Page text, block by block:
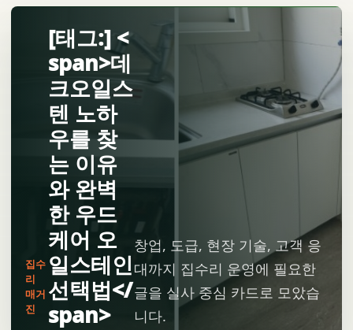
집수
리
매거
진
[태그:] <
span>데
크오일스
텐 노하
우를 찾
는 이유
와 완벽
한 우드
케어 오
일스테인
선택법</
span>
창업, 도급, 현장 기술, 고객 응
대까지 집수리 운영에 필요한
글을 실사 중심 카드로 모았습
니다.